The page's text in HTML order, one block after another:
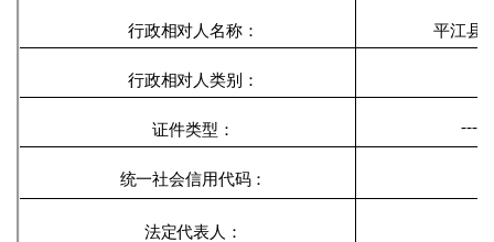
行政相对人名称： 平江县
行政相对人类别：
证件类型： ----
统一社会信用代码：
法定代表人：